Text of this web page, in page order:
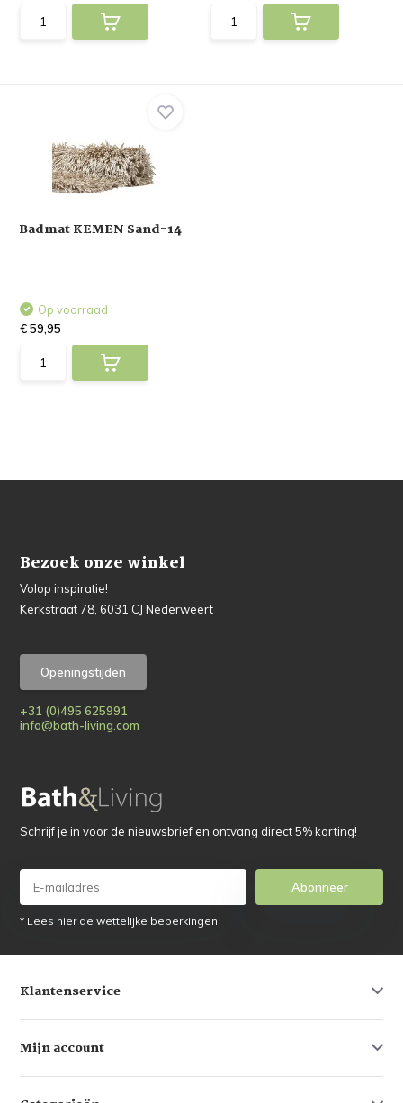
Badmat KEMEN Sand-14
Op voorraad
€ 59,95
Bezoek onze winkel
Volop inspiratie!
Kerkstraat 78, 6031 CJ Nederweert
Openingstijden
+31 (0)495 625991
info@bath-living.com
Schrijf je in voor de nieuwsbrief en ontvang direct 5% korting!
Abonneer
* Lees hier de wettelijke beperkingen
Klantenservice
Mijn account